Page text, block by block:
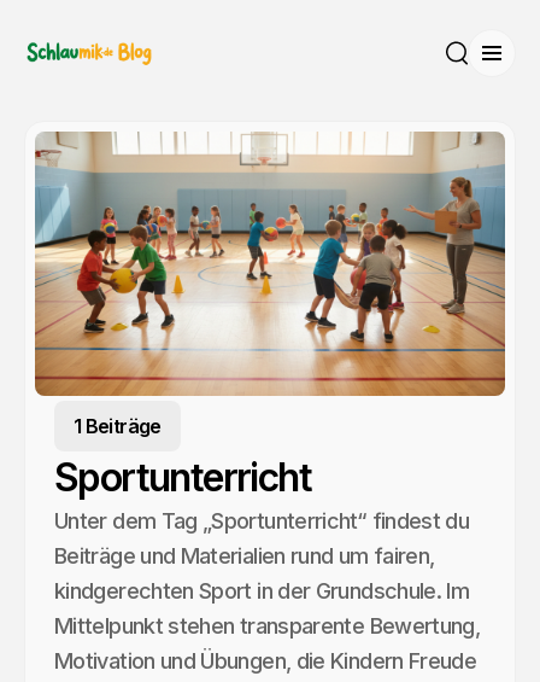
1 Beiträge
Sportunterricht
Unter dem Tag „Sportunterricht“ findest du
Beiträge und Materialien rund um fairen,
kindgerechten Sport in der Grundschule. Im
Mittelpunkt stehen transparente Bewertung,
Motivation und Übungen, die Kindern Freude